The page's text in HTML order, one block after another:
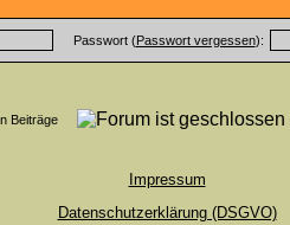
Passwort (Passwort vergessen):
Beiträge
Impressum
Datenschutzerklärung (DSGVO)